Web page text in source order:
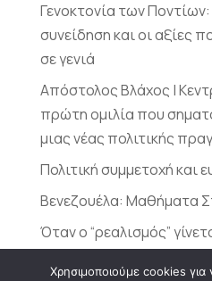
Γενοκτονία των
συνείδηση και οι αξίες
σε γενιά
Απόστολος Βλάχος |
πρώτη ομιλία που
μιας νέας πολιτικής
Πολιτική συμμετοχή και
Βενεζουέλα: Μαθήματα
Όταν ο “ρεαλισμός”
Χρησιμοποιούμε cookies